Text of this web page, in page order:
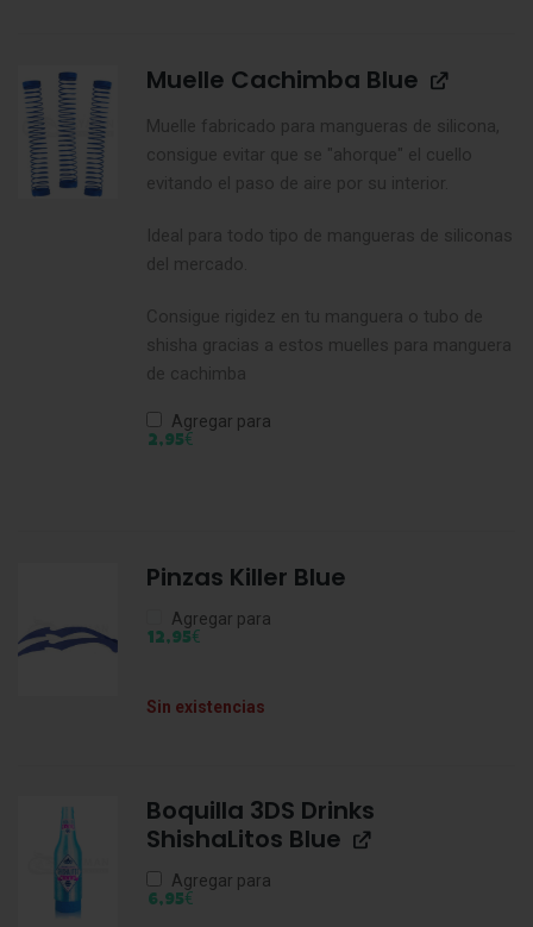
Muelle Cachimba Blue
Muelle fabricado para mangueras de silicona,
consigue evitar que se "ahorque" el cuello
evitando el paso de aire por su interior.
Ideal para todo tipo de mangueras de siliconas
del mercado.
Consigue rigidez en tu manguera o tubo de
shisha gracias a estos muelles para manguera
de cachimba
Agregar para
2,95€
Pinzas Killer Blue
Agregar para
12,95€
Sin existencias
Boquilla 3DS Drinks
ShishaLitos Blue
Agregar para
6,95€